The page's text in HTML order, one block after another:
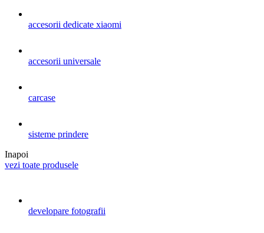
accesorii dedicate xiaomi
accesorii universale
carcase
sisteme prindere
Inapoi
vezi toate produsele
developare fotografii